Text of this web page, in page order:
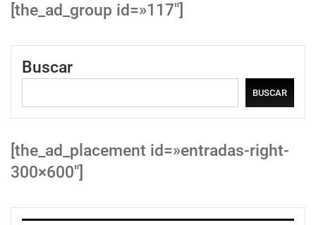
[the_ad_group id=»117″]
Buscar
BUSCAR
[the_ad_placement id=»entradas-right-
300×600″]